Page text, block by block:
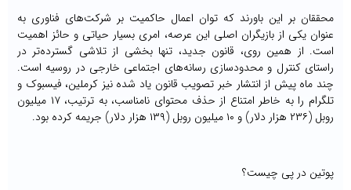
محققان بر این باورند که توان اعمال حاکمیت بر شرکت‌های فناوری به
عنوان یکی از بازیگران اصلی این عرصه، امری بسیار حیاتی و حائز اهمیت
است. از همین روی، قانون جدید، تنها بخشی از تلاشی گسترده‌تر در
راستای کنترل و محدودسازی رسانه‌های اجتماعی خارجی در روسیه است.
چند ماه پیش از انتشار خبر تصویب قانون یاد شده نیز کرملین، فیسبوک و
تلگرام را به خاطر امتناع از حذف محتوای نامناسب، به ترتیب، ۱۷ میلیون
روبل (۲۳۶ هزار دلار) و ۱۰ میلیون روبل (۱۳۹ هزار دلار) جریمه کرده بود.
پوتین در پی چیست؟